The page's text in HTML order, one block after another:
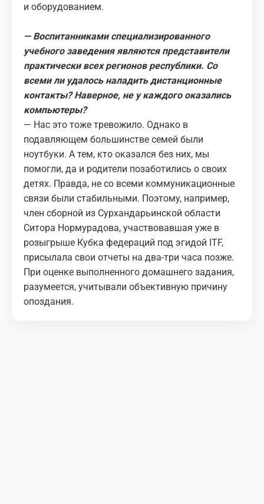
и оборудованием.
— Воспитанниками специализированного
учебного заведения являются представители
практически всех регионов республики. Со
всеми ли удалось наладить дистанционные
контакты? Наверное, не у каждого оказались
компьютеры?
— Нас это тоже тревожило. Однако в
подавляющем большинстве семей были
ноутбуки. А тем, кто оказался без них, мы
помогли, да и родители позаботились о своих
детях. Правда, не со всеми коммуникационные
связи были стабильными. Поэтому, например,
член сборной из Сурхандарьинской области
Ситора Нормурадова, участвовавшая уже в
розыгрыше Кубка федераций под эгидой ITF,
присылала свои отчеты на два-три часа позже.
При оценке выполненного домашнего задания,
разумеется, учитывали объективную причину
опоздания.